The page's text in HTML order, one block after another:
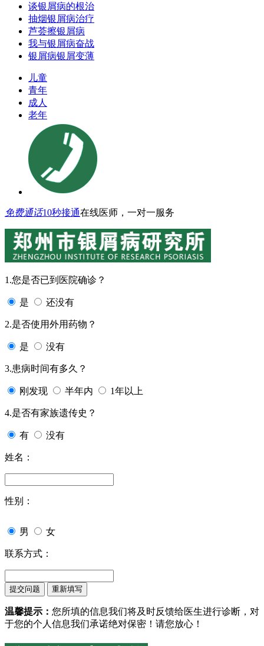
谈银屑病的根治
抽烟银屑病治疗
芦荟擦银屑病
我与银屑病奋战
银屑病银屑变薄
儿童
青年
成人
老年
免费通话10秒接通在线医师，一对一服务
1.您是否已到医院确诊？
是 还没有
2.是否使用外用药物？
是 没有
3.患病时间有多久？
刚发现 半年内 1年以上
4.是否有家族遗传史？
有 没有
姓名：
性别：
男 女
联系方式：
温馨提示： 您所填的信息我们将及时反馈给医生进行诊断，对
于您的个人信息我们承诺绝对保密！请您放心！